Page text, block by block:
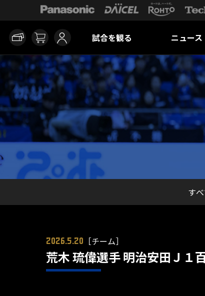
試合を観る ニュース
2026.5.20 ［チーム］
荒木 琉偉選手 明治安田Ｊ１